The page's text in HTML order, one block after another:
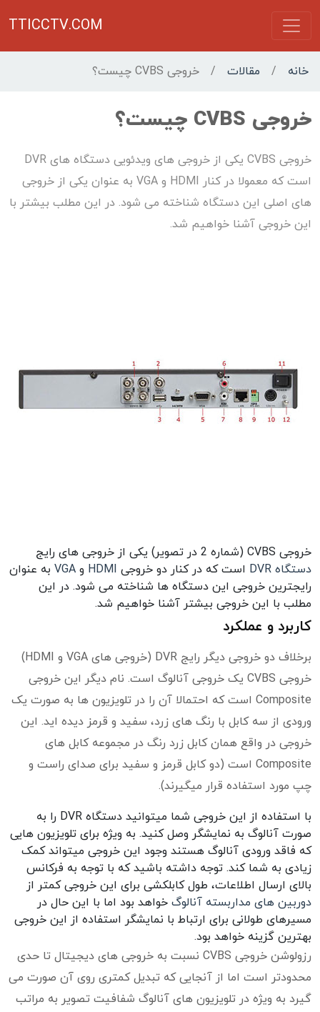
TTICCTV.COM
خانه / مقالات / خروجی CVBS چیست؟
خروجی CVBS چیست؟
خروجی CVBS یکی از خروجی های ویدئویی دستگاه های DVR
است که معمولا در کنار HDMI و VGA به عنوان یکی از خروجی
های اصلی این دستگاه شناخته می شود. در این مطلب بیشتر با
این خروجی آشنا خواهیم شد.
خروجی CVBS (شماره 2 در تصویر) یکی از خروجی های رایج
دستگاه DVR
است که در کنار دو خروجی HDMI و VGA به عنوان
رایجترین خروجی این دستگاه ها شناخته می شود. در این
مطلب با این خروجی بیشتر آشنا خواهیم شد.
کاربرد و عملکرد
برخلاف دو خروجی دیگر رایج DVR (خروجی های VGA و HDMI)
خروجی CVBS یک خروجی آنالوگ است. نام دیگر این خروجی
Composite است که احتمالا آن را در تلویزیون ها به صورت یک
ورودی از سه کابل با رنگ های زرد، سفید و قرمز دیده اید. این
خروجی در واقع همان کابل زرد رنگ در مجموعه کابل های
Composite است (دو کابل قرمز و سفید برای صدای راست و
چپ مورد استفاده قرار میگیرند).
با استفاده از این خروجی شما میتوانید دستگاه DVR را به
صورت آنالوگ به نمایشگر وصل کنید. به ویژه برای تلویزیون هایی
که فاقد ورودی آنالوگ هستند وجود این خروجی میتواند کمک
زیادی به شما کند. توجه داشته باشید که با توجه به فرکانس
بالای ارسال اطلاعات، طول کابلکشی برای این خروجی کمتر از
دوربین های مداربسته آنالوگ خواهد بود اما با این حال در
مسیرهای طولانی برای ارتباط با نمایشگر استفاده از این خروجی
بهترین گزینه خواهد بود.
رزولوشن خروجی CVBS نسبت به خروجی های دیجیتال تا حدی
محدودتر است اما از آنجایی که تبدیل کمتری روی آن صورت می
گیرد به ویژه در تلویزیون های آنالوگ شفافیت تصویر به مراتب